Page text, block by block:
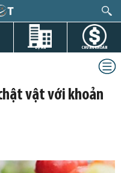
DỰ ÁN CHỨNG KHOÁN
vật với khoản